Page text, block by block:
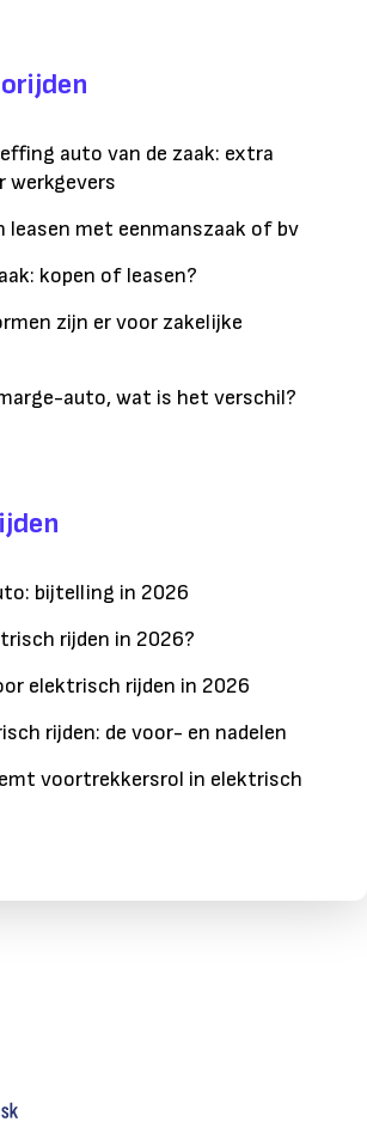
auto van de zaak: extra
werkgevers
leasen met eenmanszaak of bv
kopen of leasen?
zijn er voor zakelijke
auto, wat is het verschil?
bijtelling in 2026
rijden in 2026?
elektrisch rijden in 2026
rijden: de voor- en nadelen
voortrekkersrol in elektrisch